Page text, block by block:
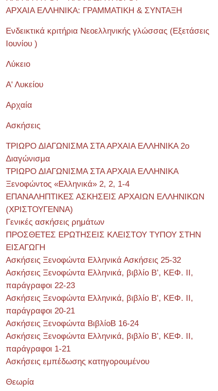
ΑΡΧΑΙΑ ΕΛΛΗΝΙΚΑ: ΓΡΑΜΜΑΤΙΚΗ & ΣΥΝΤΑΞΗ
Ενδεικτικά κριτήρια Νεοελληνικής γλώσσας (Εξετάσεις
Ιουνίου )
Λύκειο
Α' Λυκείου
Αρχαία
Ασκήσεις
ΤΡΙΩΡΟ ΔΙΑΓΩΝΙΣΜΑ ΣΤΑ ΑΡΧΑΙΑ ΕΛΛΗΝΙΚΑ 2o
Διαγώνισμα
ΤΡΙΩΡΟ ΔΙΑΓΩΝΙΣΜΑ ΣΤΑ ΑΡΧΑΙΑ ΕΛΛΗΝΙΚΑ
Ξενοφώντος «Ελληνικά» 2, 2, 1-4
ΕΠΑΝΑΛΗΠΤΙΚΕΣ ΑΣΚΗΣΕΙΣ ΑΡΧΑΙΩΝ ΕΛΛΗΝΙΚΩΝ
(ΧΡΙΣΤΟΥΓΕΝΝΑ)
Γενικές ασκήσεις ρημάτων
ΠΡΟΣΘΕΤΕΣ ΕΡΩΤΗΣΕΙΣ ΚΛΕΙΣΤΟΥ ΤΥΠΟΥ ΣΤΗΝ
ΕΙΣΑΓΩΓΗ
Ασκήσεις Ξενοφώντα Ελληνικά Ασκήσεις 25-32
Ασκήσεις Ξενοφώντα Ελληνικά, βιβλίο Β’, ΚΕΦ. II,
παράγραφοι 22-23
Ασκήσεις Ξενοφώντα Ελληνικά, βιβλίο Β’, ΚΕΦ. II,
παράγραφοι 20-21
Ασκήσεις Ξενοφώντα ΒιβλίοΒ 16-24
Ασκήσεις Ξενοφώντα Ελληνικά, βιβλίο Β’, ΚΕΦ. II,
παράγραφοι 1-21
Ασκήσεις εμπέδωσης κατηγορουμένου
Θεωρία